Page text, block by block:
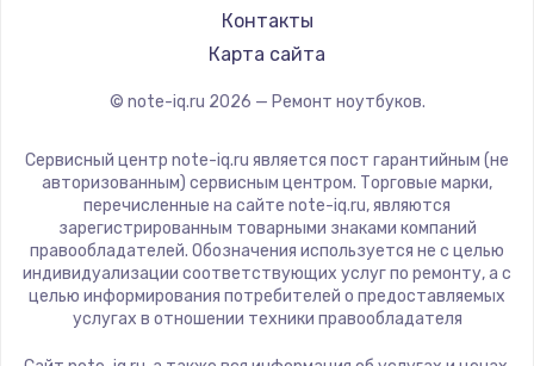
LG
Panasonic
ZTE
Hiper
Evga
Google
Echips
Контакты
Карта сайта
© note-iq.ru 2026 — Ремонт ноутбуков.
Сервисный центр note-iq.ru является пост гарантийным (не
авторизованным) сервисным центром. Торговые марки,
перечисленные на сайте note-iq.ru, являются
зарегистрированным товарными знаками компаний
правообладателей. Обозначения используется не с целью
индивидуализации соответствующих услуг по ремонту, а с
целью информирования потребителей о предоставляемых
услугах в отношении техники правообладателя